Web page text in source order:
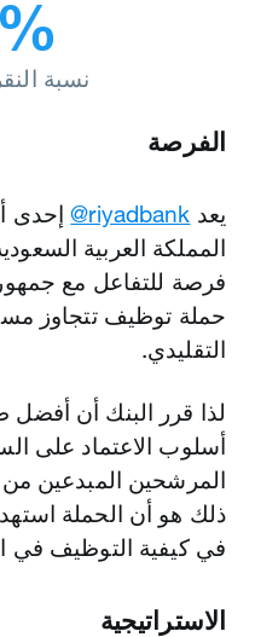
نسبة
الفرصة
يعد ‎@riyadbankإحدى
المملكة العربية
فرصة للتفاعل مع
حملة توظيف تتجاوز
التقليدي.
لذا قرر البنك أن أفضل
أسلوب الاعتماد على
المرشحين المبدعين من
ذلك هو أن الحملة
في كيفية التوظيف في
الاستراتيجية